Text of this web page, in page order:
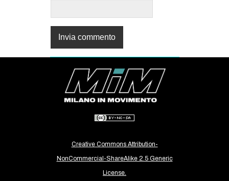
Creative Commons Attribution-
NonCommercial-ShareAlike 2.5 Generic
License.